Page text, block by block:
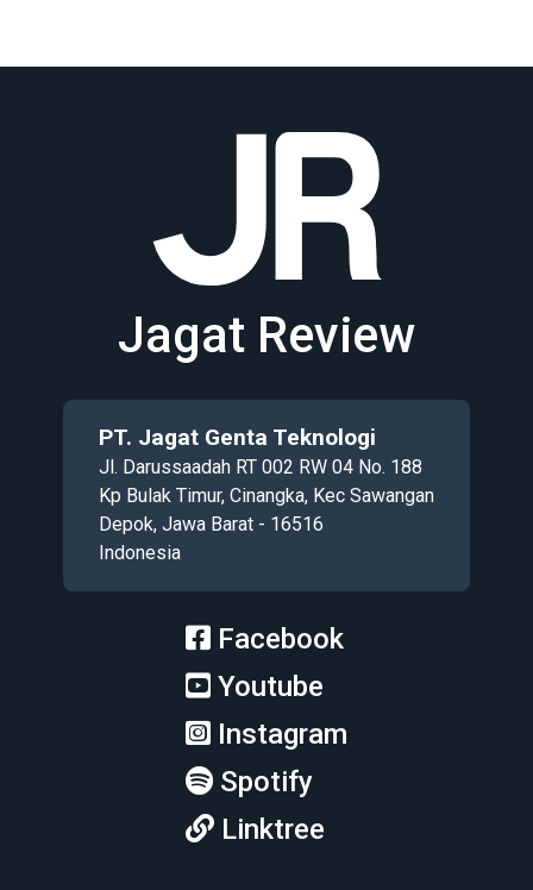
Jagat Review
PT. Jagat Genta Teknologi
Jl. Darussaadah RT 002 RW 04 No. 188
Kp Bulak Timur, Cinangka, Kec Sawangan
Depok, Jawa Barat - 16516
Indonesia
Facebook
Youtube
Instagram
Spotify
Linktree